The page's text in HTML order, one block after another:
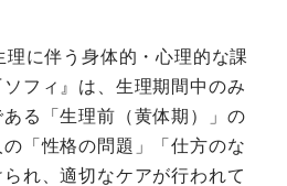
に伴う身体的・心理的な課
フィ』は、生理期間中のみ
る「生理前（黄体期）」の
「性格の問題」「仕方のな
れ、適切なケアが行われて